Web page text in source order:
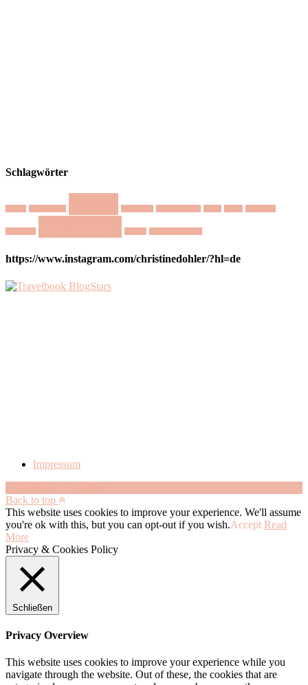
Schlagwörter
https://www.instagram.com/christinedohler/?hl=de
Impressum
Back to top
This website uses cookies to improve your experience. We'll assume
you're ok with this, but you can opt-out if you wish.Accept Read
More
Privacy & Cookies Policy
Schließen
Privacy Overview
This website uses cookies to improve your experience while you
navigate through the website. Out of these, the cookies that are